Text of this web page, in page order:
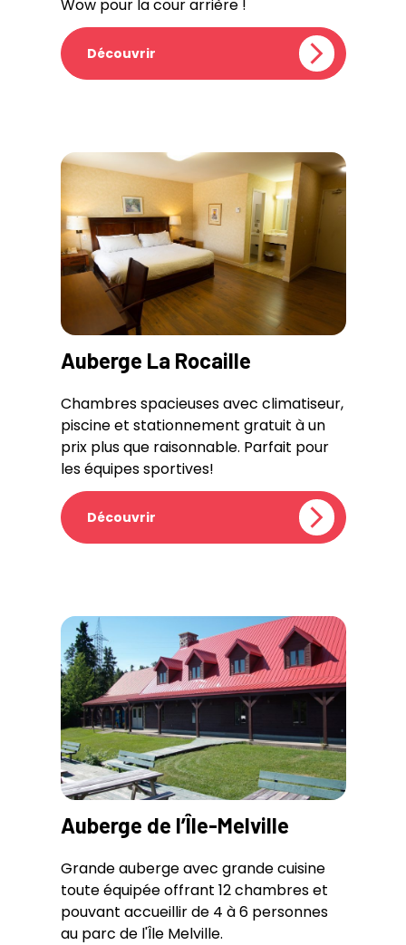
Wow pour la cour arrière !
Découvrir
Auberge La Rocaille
Chambres spacieuses avec climatiseur,
piscine et stationnement gratuit à un
prix plus que raisonnable. Parfait pour
les équipes sportives!
Découvrir
Auberge de l’Île-Melville
Grande auberge avec grande cuisine
toute équipée offrant 12 chambres et
pouvant accueillir de 4 à 6 personnes
au parc de l'Île Melville.